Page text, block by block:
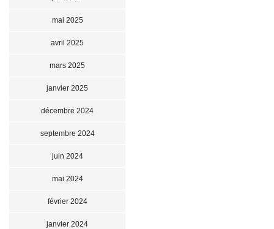
mai 2025
avril 2025
mars 2025
janvier 2025
décembre 2024
septembre 2024
juin 2024
mai 2024
février 2024
janvier 2024